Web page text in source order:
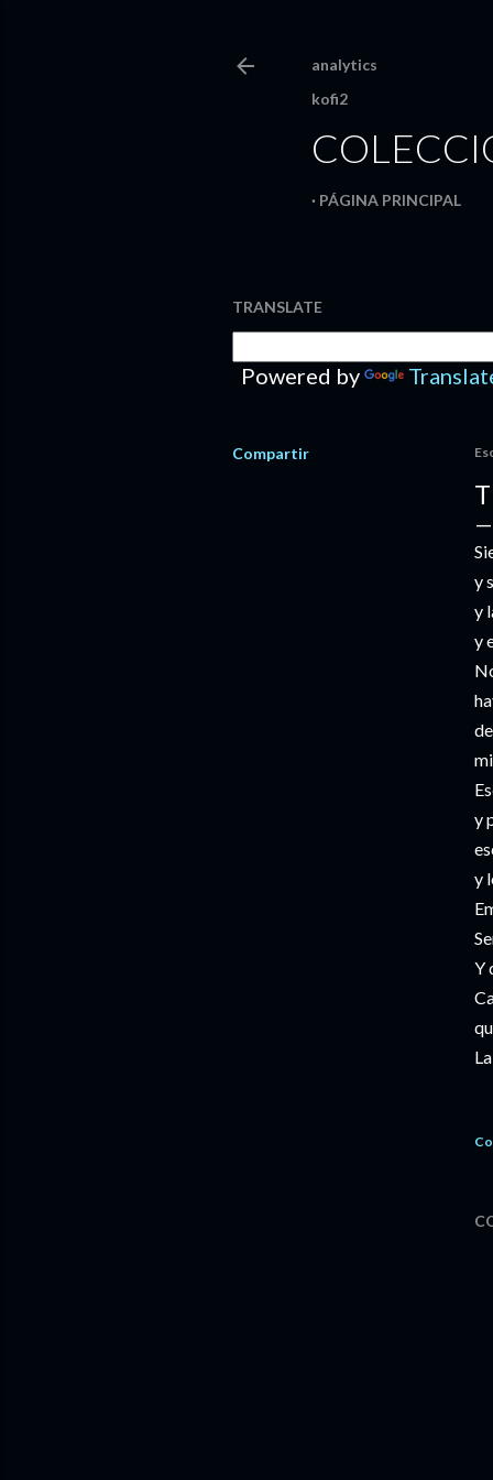
analytics
kofi2
PÁGINA PRINCIPAL
TRANSLATE
Powered by
Compartir
y
y
y
y
y
Y